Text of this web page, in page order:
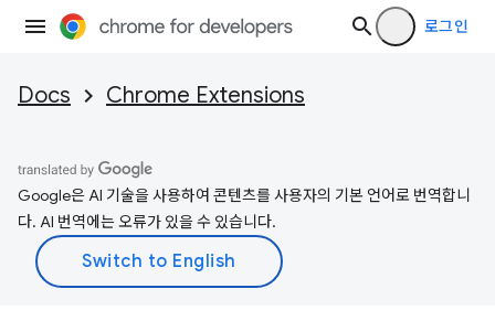
로그인
Docs Chrome Extensions
Google은 AI 기술을 사용하여 콘텐츠를 사용자의 기본 언어로 번역합니
다. AI 번역에는 오류가 있을 수 있습니다.